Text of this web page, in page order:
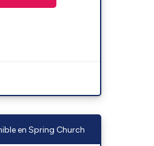
en Spring Church